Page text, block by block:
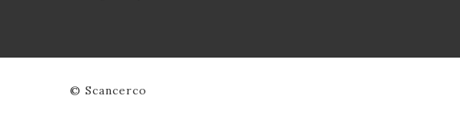
© Scancerco